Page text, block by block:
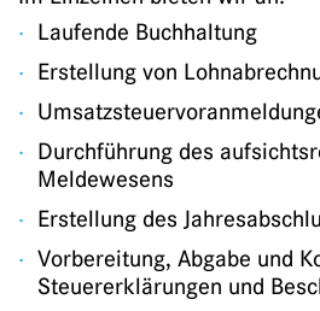
Laufende Buchhaltung
Erstellung von
Durchführung des
Meldewesens
Erstellung des
Vorbereitung, Abgabe und
Steuererklärungen und